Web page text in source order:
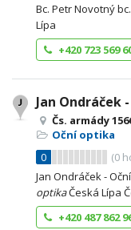
Bc. Petr Novotný
Lípa
+420 723 569
Jan Ondráček
Čs. armády
Oční optika
0
(0
Jan Ondráček - Oční
optikaČeská Lípa
+420 487 862